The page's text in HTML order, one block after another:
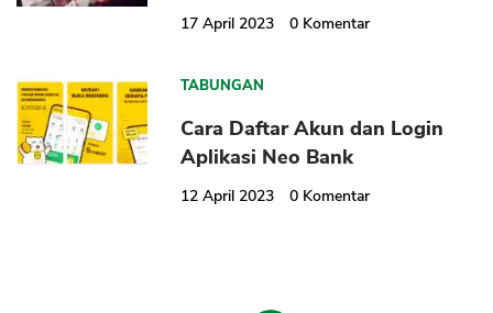
17 April 2023 0 Komentar
TABUNGAN
Cara Daftar Akun dan Login
Aplikasi Neo Bank
12 April 2023 0 Komentar